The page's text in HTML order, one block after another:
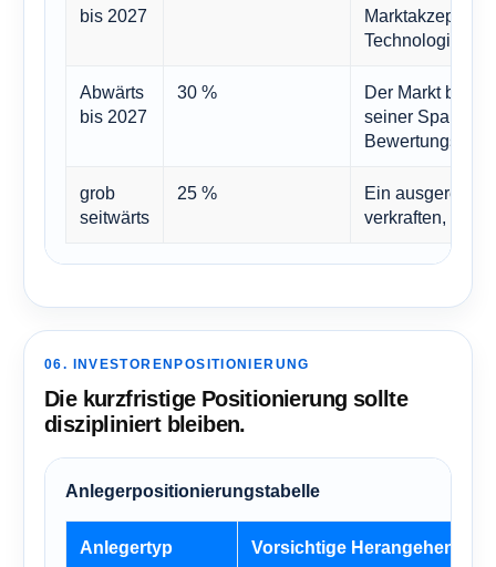
bis 2027
Marktakzeptanz
Abwärts
bis 2027
30 %
Der Markt
seiner Spanne
grob
seitwärts
25 %
Ein ausgereifter
verkraften,
06. INVESTORENPOSITIONIERUNG
Die kurzfristige Positionierung sollte
diszipliniert bleiben.
Anlegerpositionierungstabelle
Anlegertyp Vorsichtige